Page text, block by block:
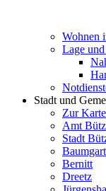
Wohnen
Lage
Stadt und
Zur Karte
Amt
Stadt
Bernitt
Dreetz